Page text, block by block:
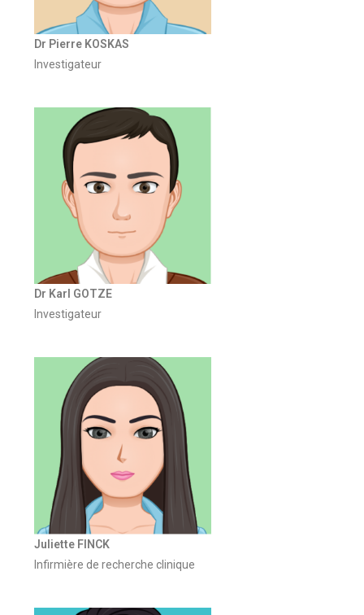
Dr Pierre KOSKAS
Investigateur
Dr Karl GOTZE
Investigateur
Juliette FINCK
Infirmière de recherche clinique